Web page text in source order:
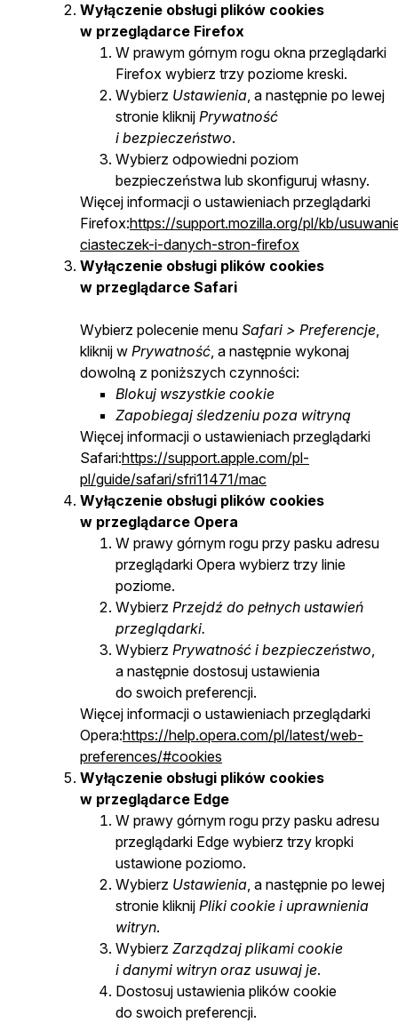
Wyłączenie obsługi plików cookies
w przeglądarce Firefox
W prawym górnym rogu okna przeglądarki
Firefox wybierz trzy poziome kreski.
Wybierz Ustawienia, a następnie po lewej
stronie kliknij Prywatność
i bezpieczeństwo.
Wybierz odpowiedni poziom
bezpieczeństwa lub skonfiguruj własny.
Więcej informacji o ustawieniach przeglądarki
Firefox:https://support.mozilla.org/pl/kb/
ciasteczek-i-danych-stron-firefox
Wyłączenie obsługi plików cookies
w przeglądarce Safari
Wybierz polecenie menu Safari > Preferencje,
kliknij w Prywatność, a następnie wykonaj
dowolną z poniższych czynności:
Blokuj wszystkie cookie
Zapobiegaj śledzeniu poza witryną
Więcej informacji o ustawieniach przeglądarki
Safari:https://support.apple.com/pl-
pl/guide/safari/sfri11471/mac
Wyłączenie obsługi plików cookies
w przeglądarce Opera
W prawy górnym rogu przy pasku adresu
przeglądarki Opera wybierz trzy linie
poziome.
Wybierz Przejdź do pełnych ustawień
przeglądarki.
Wybierz Prywatność i bezpieczeństwo,
a następnie dostosuj ustawienia
do swoich preferencji.
Więcej informacji o ustawieniach przeglądarki
Opera:https://help.opera.com/pl/latest/web-
preferences/#cookies
Wyłączenie obsługi plików cookies
w przeglądarce Edge
W prawy górnym rogu przy pasku adresu
przeglądarki Edge wybierz trzy kropki
ustawione poziomo.
Wybierz Ustawienia, a następnie po lewej
stronie kliknij Pliki cookie i uprawnienia
witryn.
Wybierz Zarządzaj plikami cookie
i danymi witryn oraz usuwaj je.
Dostosuj ustawienia plików cookie
do swoich preferencji.